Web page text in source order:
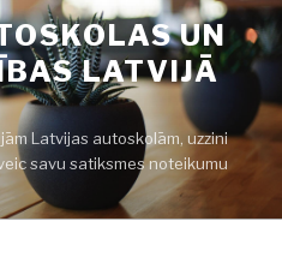
UN
LATVIJĀ
Latvijas autoskolām, uzzini
savu satiksmes noteikumu